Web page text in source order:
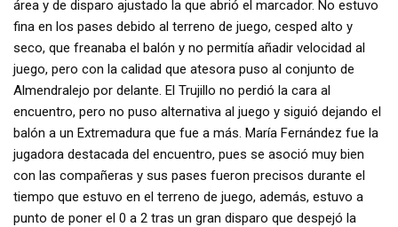
área y de disparo ajustado la que abrió el marcador. No estuvo
fina en los pases debido al terreno de juego, cesped alto y
seco, que freanaba el balón y no permitía añadir velocidad al
juego, pero con la calidad que atesora puso al conjunto de
Almendralejo por delante. El Trujillo no perdió la cara al
encuentro, pero no puso alternativa al juego y siguió dejando el
balón a un Extremadura que fue a más. María Fernández fue la
jugadora destacada del encuentro, pues se asoció muy bien
con las compañeras y sus pases fueron precisos durante el
tiempo que estuvo en el terreno de juego, además, estuvo a
punto de poner el 0 a 2 tras un gran disparo que despejó la